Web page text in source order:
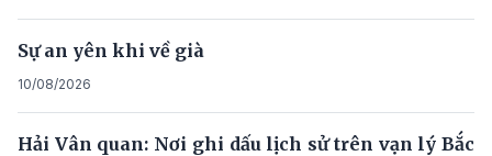
Sự an yên khi về già
10/08/2026
Hải Vân quan: Nơi ghi dấu lịch sử trên vạn lý Bắc